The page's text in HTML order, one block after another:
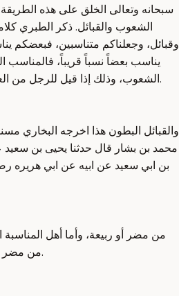
سبحانه وتعالى الخلق على هذه
الشعوب والقبائل. ذكر الطبري
وقبائل، وجعلناكم متناسبين، فبعضكم
يناسب بعضاً نسباً قريباً، فالمناسب
الشعوب، وذلك إذا قيل للرجل من العرب من أي شعب أنت قال أنا.
والقبائل البطون هذا اخرجه البخاري
محمد بن بشار قال حدثنا يحيى بن سعيد
بن ابي سعيد عن ابيه عن ابي هريره
من مضر أو ربيعة، وأما أهل المناسبة
من مضر وبكر من ربيعة وأقرب القبائل.